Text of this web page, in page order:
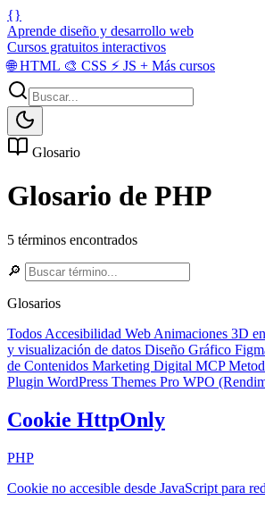
{}
Aprende diseño y desarrollo web
Cursos gratuitos interactivos
🌐HTML 🎨 CSS ⚡ JS + Más cursos
Glosario
Glosario de PHP
5 términos encontrados
🔎
Glosarios
Todos Accesibilidad Web Animaciones 3D
y visualización de datos Diseño Gráfico
de Contenidos Marketing Digital MCP
Plugin WordPress Themes Pro WPO
Cookie HttpOnly
PHP
Cookie no accesible desde JavaScript para